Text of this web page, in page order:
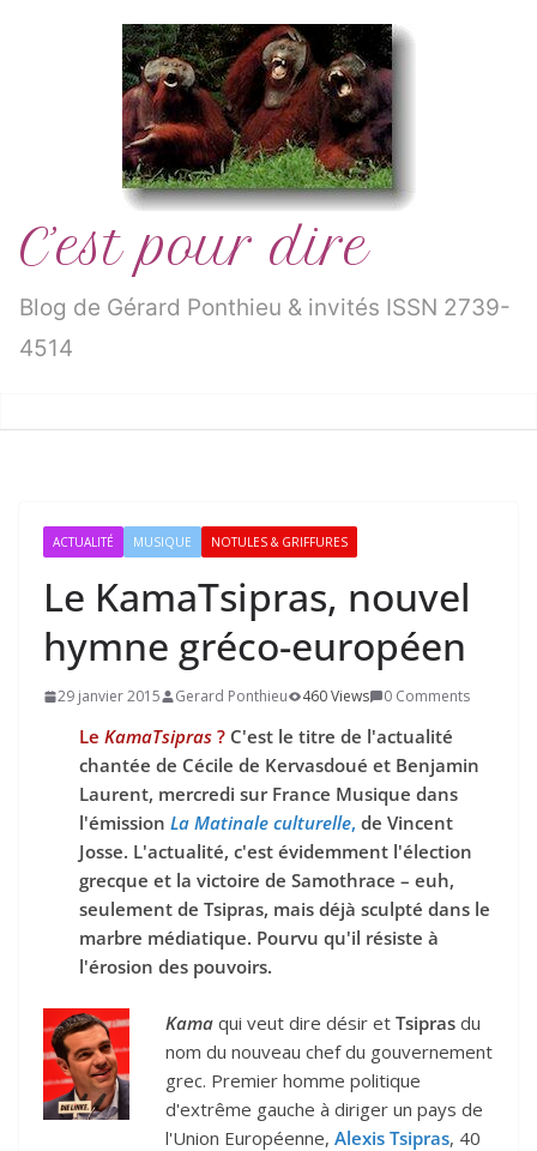
C’est pour dire
Blog de Gérard Ponthieu & invités ISSN 2739-
4514
ACTUALITÉ MUSIQUE NOTULES & GRIFFURES
Le KamaTsipras, nouvel
hymne gréco-européen
29 janvier 2015 Gerard Ponthieu 460 Views 0 Comments
Le KamaTsipras ? C'est le titre de l'actualité
chantée de Cécile de Kervasdoué et Benjamin
Laurent, mercredi sur France Musique dans
l'émission La Matinale culturelle, de Vincent
Josse. L'actualité, c'est évidemment l'élection
grecque et la victoire de Samothrace – euh,
seulement de Tsipras, mais déjà sculpté dans le
marbre médiatique. Pourvu qu'il résiste à
l'érosion des pouvoirs.
Kama qui veut dire désir et Tsipras du
nom du nouveau chef du gouvernement
grec. Premier homme politique
d'extrême gauche à diriger un pays de
l'Union Européenne, Alexis Tsipras, 40